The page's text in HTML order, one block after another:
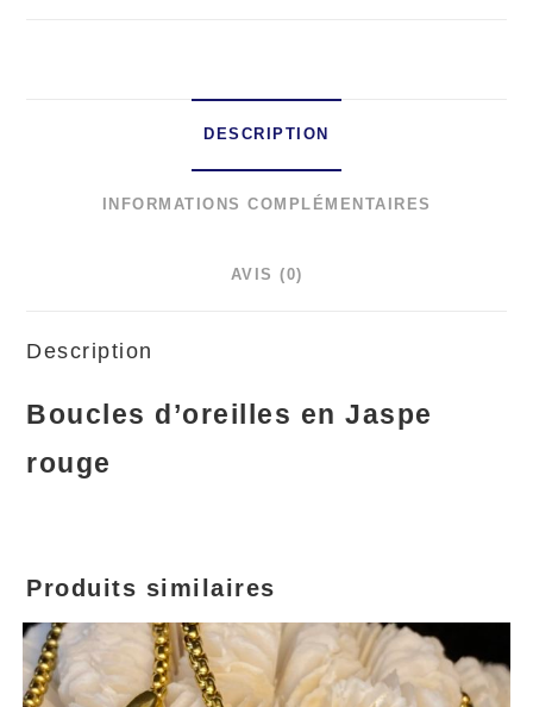
DESCRIPTION
INFORMATIONS COMPLÉMENTAIRES
AVIS (0)
Description
Boucles d’oreilles en Jaspe
rouge
Produits similaires